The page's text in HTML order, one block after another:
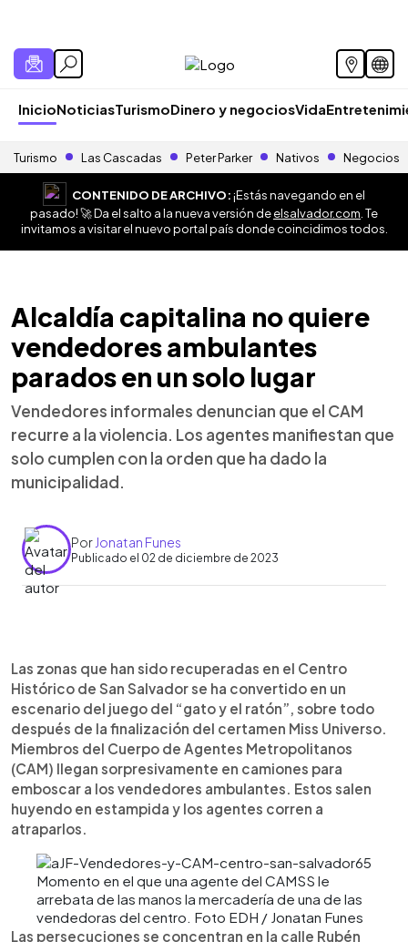
InicioNoticiasTurismoDinero y negociosVida
Turismo Las Cascadas Peter Parker Nativos Negocios
CONTENIDO DE ARCHIVO:¡Estás navegando en el
pasado! 🚀 Da el salto a la nueva versión deelsalvador.com . Te
invitamos a visitar el nuevo portal país donde coincidimos todos.
Alcaldía capitalina no quiere
vendedores ambulantes
parados en un solo lugar
Vendedores informales denuncian que el CAM
recurre a la violencia. Los agentes manifiestan que
solo cumplen con la orden que ha dado la
municipalidad.
Por Jonatan Funes
Publicado el 02 de diciembre de 2023
Escuchar artículo
Las zonas que han sido recuperadas en el Centro
Histórico de San Salvador se ha convertido en un
escenario del juego del “gato y el ratón”, sobre todo
después de la finalización del certamen Miss Universo.
Miembros del Cuerpo de Agentes Metropolitanos
(CAM) llegan sorpresivamente en camiones para
emboscar a los vendedores ambulantes. Estos salen
huyendo en estampida y los agentes corren a
atraparlos.
Momento en el que una agente del CAMSS le
arrebata de las manos la mercadería de una de las
vendedoras del centro. Foto EDH / Jonatan Funes
Las persecuciones se concentran en la calle Rubén